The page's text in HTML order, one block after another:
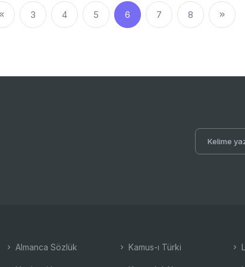
3 4 5 6 7 8
Almanca Sözlük Kamus-ı Türki